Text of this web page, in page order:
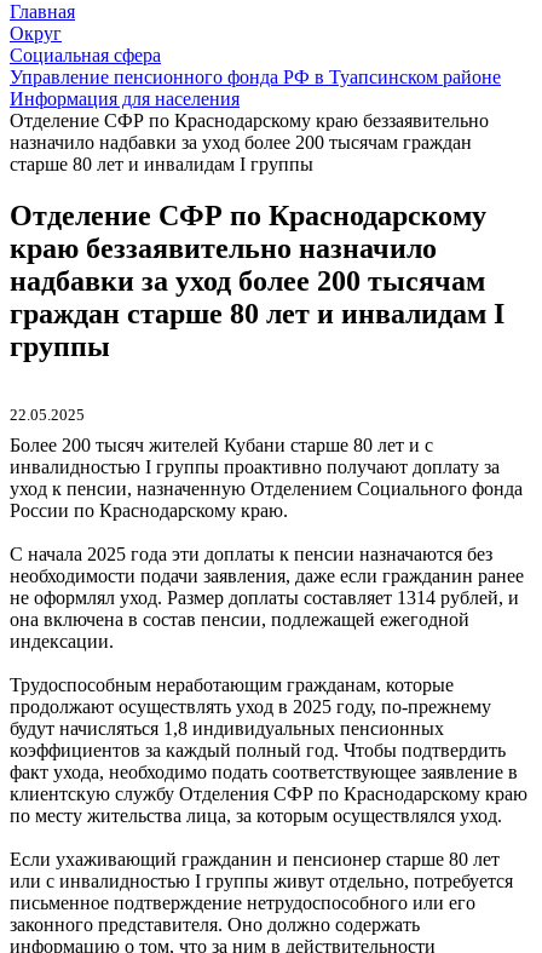
Главная
Округ
Социальная сфера
Управление пенсионного фонда РФ в Туапсинском районе
Информация для населения
Отделение СФР по Краснодарскому краю беззаявительно
назначило надбавки за уход более 200 тысячам граждан
старше 80 лет и инвалидам I группы
Отделение СФР по Краснодарскому
краю беззаявительно назначило
надбавки за уход более 200 тысячам
граждан старше 80 лет и инвалидам I
группы
22.05.2025
Более 200 тысяч жителей Кубани старше 80 лет и с
инвалидностью I группы проактивно получают доплату за
уход к пенсии, назначенную Отделением Социального фонда
России по Краснодарскому краю.
С начала 2025 года эти доплаты к пенсии назначаются без
необходимости подачи заявления, даже если гражданин ранее
не оформлял уход. Размер доплаты составляет 1314 рублей, и
она включена в состав пенсии, подлежащей ежегодной
индексации.
Трудоспособным неработающим гражданам, которые
продолжают осуществлять уход в 2025 году, по-прежнему
будут начисляться 1,8 индивидуальных пенсионных
коэффициентов за каждый полный год. Чтобы подтвердить
факт ухода, необходимо подать соответствующее заявление в
клиентскую службу Отделения СФР по Краснодарскому краю
по месту жительства лица, за которым осуществлялся уход.
Если ухаживающий гражданин и пенсионер старше 80 лет
или с инвалидностью I группы живут отдельно, потребуется
письменное подтверждение нетрудоспособного или его
законного представителя. Оно должно содержать
информацию о том, что за ним в действительности